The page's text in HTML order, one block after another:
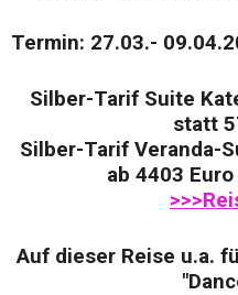
Termin: 27.03.-
Silber-Tarif Suite
statt
Silber-Tarif Veranda-
ab 4403
Auf dieser Reise u.a.